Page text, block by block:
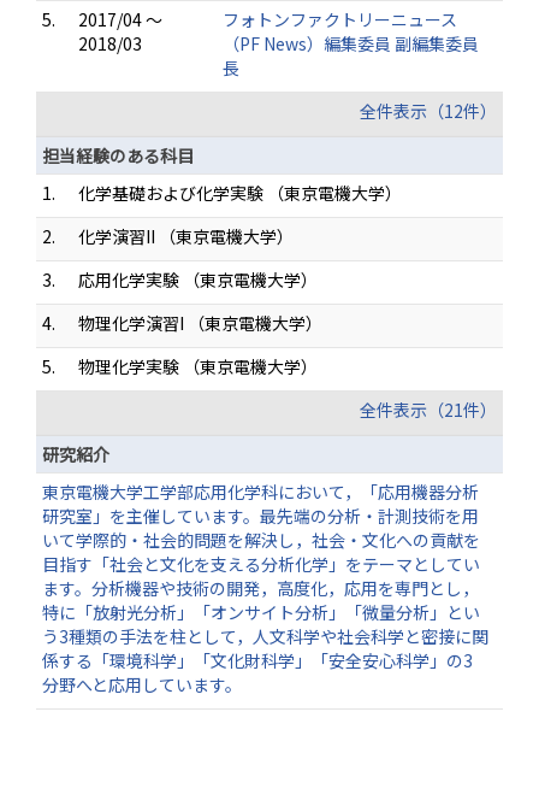
5.
2017/04 ～
2018/03
フォトンファクトリーニュース
（PF News）編集委員 副編集委員
長
全件表示（12件）
担当経験のある科目
1.
化学基礎および化学実験 （東京電機大学）
2.
化学演習II （東京電機大学）
3.
応用化学実験 （東京電機大学）
4.
物理化学演習I （東京電機大学）
5.
物理化学実験 （東京電機大学）
全件表示（21件）
研究紹介
東京電機大学工学部応用化学科において，「応用機器分析
研究室」を主催しています。最先端の分析・計測技術を用
いて学際的・社会的問題を解決し，社会・文化への貢献を
目指す「社会と文化を支える分析化学」をテーマとしてい
ます。分析機器や技術の開発，高度化，応用を専門とし，
特に「放射光分析」「オンサイト分析」「微量分析」とい
う3種類の手法を柱として，人文科学や社会科学と密接に関
係する「環境科学」「文化財科学」「安全安心科学」の3
分野へと応用しています。